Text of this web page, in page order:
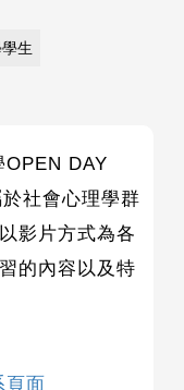
生
OPEN DAY
社會心理學群
影片方式為各
的內容以及特
面